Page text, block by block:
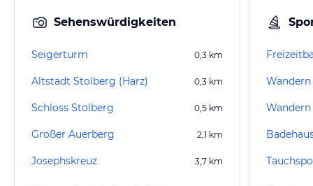
Sehenswürdigkeiten
Seigerturm 0,3 km
Altstadt Stolberg (Harz) 0,3 km
Schloss Stolberg 0,5 km
Großer Auerberg 2,1 km
Josephskreuz 3,7 km
Wandern